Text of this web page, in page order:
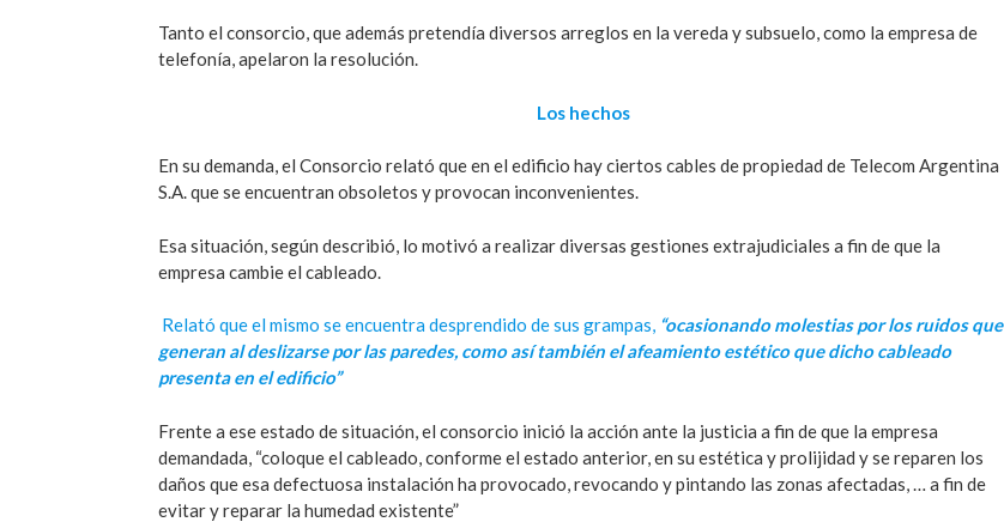
Tanto el consorcio, que además pretendía diversos arreglos en la vereda y subsuelo, como la empresa de
telefonía, apelaron la resolución.
Los hechos
En su demanda, el Consorcio relató que en el edificio hay ciertos cables de propiedad de Telecom Argentina
S.A. que se encuentran obsoletos y provocan inconvenientes.
Esa situación, según describió, lo motivó a realizar diversas gestiones extrajudiciales a fin de que la
empresa cambie el cableado.
Relató que el mismo se encuentra desprendido de sus grampas, “ocasionando molestias por los ruidos que
generan al deslizarse por las paredes, como así también el afeamiento estético que dicho cableado
presenta en el edificio”
Frente a ese estado de situación, el consorcio inició la acción ante la justicia a fin de que la empresa
demandada, “coloque el cableado, conforme el estado anterior, en su estética y prolijidad y se reparen los
daños que esa defectuosa instalación ha provocado, revocando y pintando las zonas afectadas, … a fin de
evitar y reparar la humedad existente”